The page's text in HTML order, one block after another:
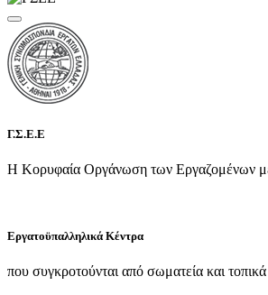
Γ.Σ.Ε.Ε
Η Κορυφαία Οργάνωση των Εργαζομένων με
Εργατοϋπαλληλικά Κέντρα
που συγκροτούνται από σωματεία και